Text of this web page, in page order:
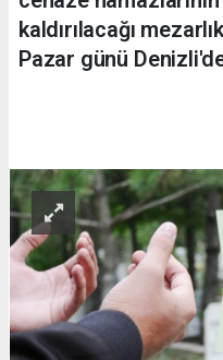
kaldırılacağı
Pazar günü